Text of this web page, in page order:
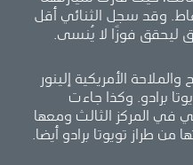
وقد سجل الثنائي أقل
ليحقق فوزًا لا يُنسى.
الأمريكية إلينور
برادو. وكذا جاءت
في المركز الثالث ومعها
من طراز تويوتا برادو أيضا.